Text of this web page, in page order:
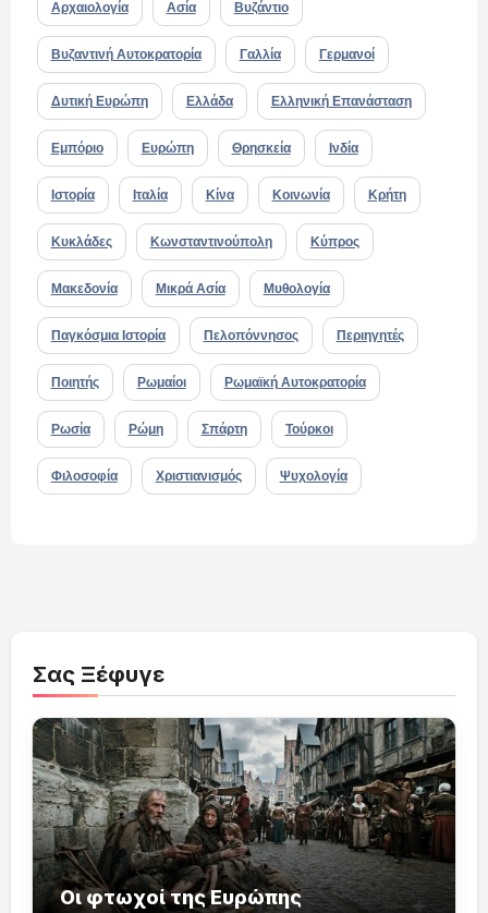
Αρχαιολογία Ασία Βυζάντιο
Βυζαντινή Αυτοκρατορία Γαλλία Γερμανοί
Δυτική Ευρώπη Ελλάδα Ελληνική Επανάσταση
Εμπόριο Ευρώπη Θρησκεία Ινδία
Ιστορία Ιταλία Κίνα Κοινωνία Κρήτη
Κυκλάδες Κωνσταντινούπολη Κύπρος
Μακεδονία Μικρά Ασία Μυθολογία
Παγκόσμια Ιστορία Πελοπόννησος Περιηγητές
Ποιητής Ρωμαίοι Ρωμαϊκή Αυτοκρατορία
Ρωσία Ρώμη Σπάρτη Τούρκοι
Φιλοσοφία Χριστιανισμός Ψυχολογία
Σας Ξέφυγε
Οι φτωχοί της Ευρώπης